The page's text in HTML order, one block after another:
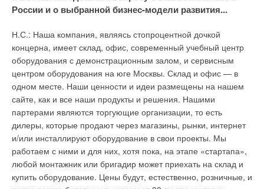
России и о выбранной бизнес-модели развития...
Н.С.: Наша компания, являясь стопроцентной дочкой
концерна, имеет склад, офис, современный учебный центр
оборудования с демонстрационным залом, и сервисным
центром оборудования на юге Москвы. Склад и офис — в
одном месте. Наши ценности и идеи размещены на нашем
сайте, как и все наши продукты и решения. Нашими
партерами являются торгующие организации, то есть
дилеры, которые продают через магазины, рынки, интернет
и/или инсталлируют оборудование в свои проекты. Мы
работаем с ними и для них, хотя пока, на этапе «стартапа»,
любой монтажник или бригадир может приехать на склад и
купить оборудование. Цены будут, естественно, розничные, и
дымоудаления, которая будет основываться на результатах
Программа будет учитывать как индивидуальные
аэродинамические характеристики котлов, так и некоторые
свойства дымохода, которые на сегодняшний день не
учитываются аналогичными программами.
Открывая завод с собственным центром исследований и
разработок в России, компания ООО «Бош Термотехника»
ставит перед собой цель обеспечить потребителей
качественным и энергоэффективным оборудованием,
которое отвечает как европейским стандартам качества, так
и российским реалиям.
Уведомления отключены
Комментарии
В этой теме еще нет комментариев
Добавить комментарий